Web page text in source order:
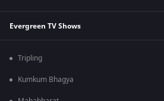
Evergreen TV Shows
Tripling
Kumkum Bhagya